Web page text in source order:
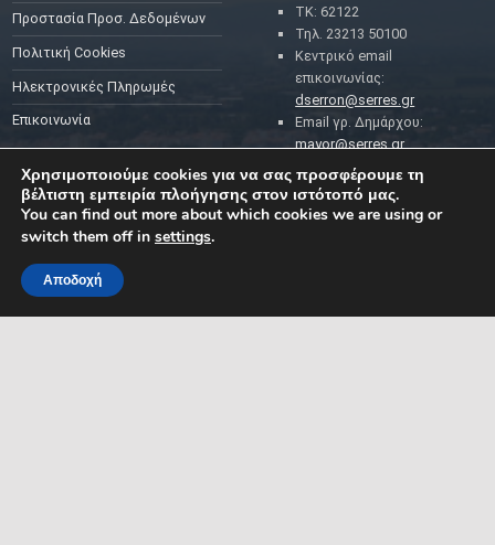
Προστασία Προσ. Δεδομένων
Πολιτική Cookies
Ηλεκτρονικές Πληρωμές
Επικοινωνία
ΤΚ: 62122
Τηλ. 23213 50100
Κεντρικό email
επικοινωνίας:
dserron@serres.gr
Email γρ. Δημάρχου:
mayor@serres.gr
Email DPO (Υπευθύνου
Προστασίας Δεδομένων):
dpo@serres.gr
ΡΟΗ ΕΙΔΗΣΕΩΝ
ΔΗΜΟΤΗ ΚΑΙ ΤΗΣ
Χρησιμοποιούμε cookies για να σας προσφέρουμε τη
βέλτιστη εμπειρία πλοήγησης στον ιστότοπό μας.
You can find out more about which cookies we are using or
switch them off in settings.
Αποδοχή